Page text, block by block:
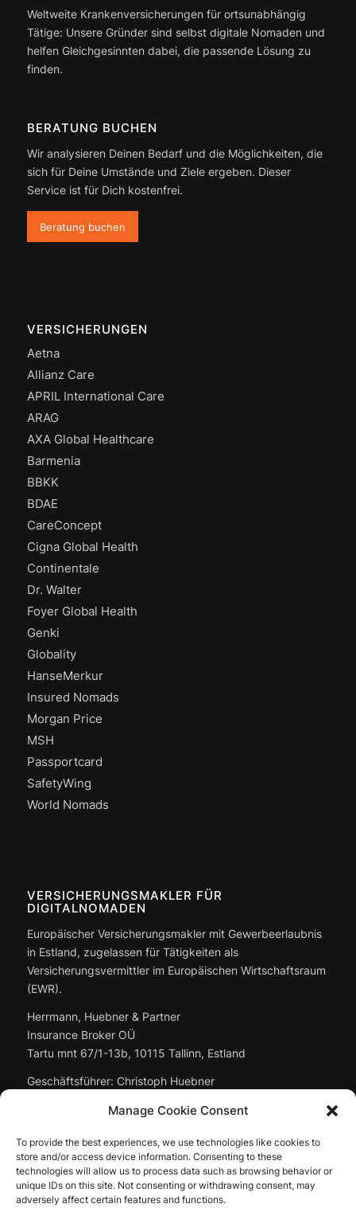
Manage Cookie Consent
To provide the best experiences, we use technologies like cookies to
store and/or access device information. Consenting to these
technologies will allow us to process data such as browsing behavior or
unique IDs on this site. Not consenting or withdrawing consent, may
adversely affect certain features and functions.
Weltweite Krankenversicherungen für ortsunabhängig
Tätige: Unsere Gründer sind selbst digitale Nomaden und
helfen Gleichgesinnten dabei, die passende Lösung zu
finden.
BERATUNG BUCHEN
Wir analysieren Deinen Bedarf und die Möglichkeiten, die
sich für Deine Umstände und Ziele ergeben. Dieser
Service ist für Dich kostenfrei.
Beratung buchen
VERSICHERUNGEN
Aetna
Allianz Care
APRIL International Care
ARAG
AXA Global Healthcare
Barmenia
BBKK
BDAE
CareConcept
Cigna Global Health
Continentale
Dr. Walter
Foyer Global Health
Genki
Globality
HanseMerkur
Insured Nomads
Morgan Price
MSH
Passportcard
SafetyWing
World Nomads
VERSICHERUNGSMAKLER FÜR
DIGITALNOMADEN
Europäischer Versicherungsmakler mit Gewerbeerlaubnis
in Estland, zugelassen für Tätigkeiten als
Versicherungsvermittler im Europäischen Wirtschaftsraum
(EWR).
Herrmann, Huebner & Partner
Insurance Broker OÜ
Tartu mnt 67/1-13b, 10115 Tallinn, Estland
Geschäftsführer: Christoph Huebner
Erstinformation & Impressum